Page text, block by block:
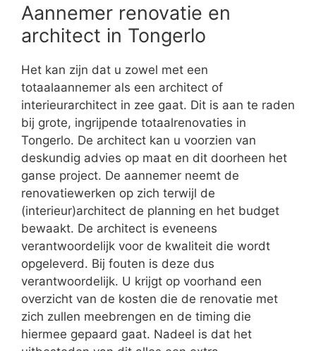
Aannemer renovatie en
architect in Tongerlo
Het kan zijn dat u zowel met een
totaalaannemer als een architect of
interieurarchitect in zee gaat. Dit is aan te raden
bij grote, ingrijpende totaalrenovaties in
Tongerlo. De architect kan u voorzien van
deskundig advies op maat en dit doorheen het
ganse project. De aannemer neemt de
renovatiewerken op zich terwijl de
(interieur)architect de planning en het budget
bewaakt. De architect is eveneens
verantwoordelijk voor de kwaliteit die wordt
opgeleverd. Bij fouten is deze dus
verantwoordelijk. U krijgt op voorhand een
overzicht van de kosten die de renovatie met
zich zullen meebrengen en de timing die
hiermee gepaard gaat. Nadeel is dat het